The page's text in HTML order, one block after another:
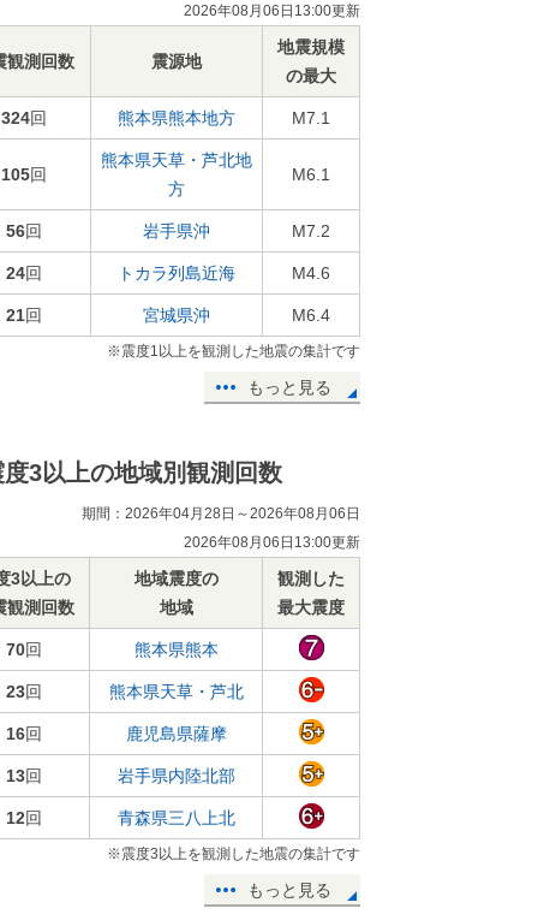
2026年08月06日13:00更新
観測回数 震源地
地震規模
の最大
324回 熊本県熊本地方 M7.1
105回
熊本県天草・芦北地
方
M6.1
56回 岩手県沖 M7.2
24回 トカラ列島近海 M4.6
21回 宮城県沖 M6.4
※震度1以上を観測した地震の集計です
もっと見る
度3以上の地域別観測回数
期間：2026年04月28日～2026年08月06日
2026年08月06日13:00更新
3以上の
観測回数
地域震度の
地域
観測した
最大震度
70回 熊本県熊本
23回 熊本県天草・芦北
16回 鹿児島県薩摩
13回 岩手県内陸北部
12回 青森県三八上北
※震度3以上を観測した地震の集計です
もっと見る